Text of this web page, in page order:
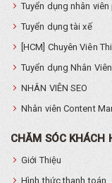
Tuyển dụng nhân
Tuyển dụng tài xế
[HCM] Chuyên Viên
Tuyển dụng Nhân
NHÂN VIÊN SEO
Nhân viên Content
CHĂM SÓC KHÁCH
Giới Thiệu
Hình thức thanh toán